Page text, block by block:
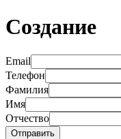
Создание
Email
Телефон
Фамилия
Имя
Отчество
Отправить